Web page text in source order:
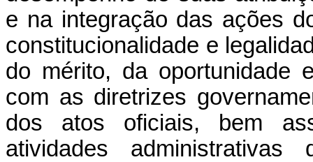
e na integração das ações
constitucionalidade e
do mérito, da oportunidade
com as diretrizes
dos atos oficiais, bem
atividades